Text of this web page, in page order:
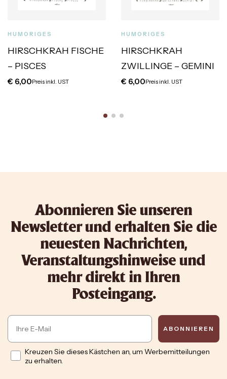
HUMORIGES
HIRSCHKRAH FISCHE
– PISCES
€ 6,00Preis inkl. UST
HUMORIGES
HIRSCHKRAH
ZWILLINGE – GEMINI
€ 6,00Preis inkl. UST
Abonnieren Sie unseren
Newsletter und erhalten Sie die
neuesten Nachrichten,
Veranstaltungshinweise und
mehr direkt in Ihren
Posteingang.
Email
ABONNIEREN
Opt inKreuzen Sie dieses Kästchen an, um Werbemitteilungen
zu erhalten.